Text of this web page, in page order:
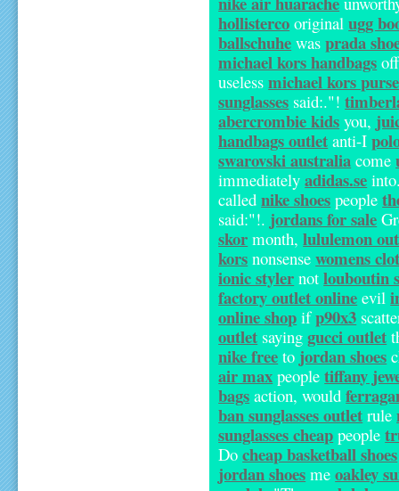
hollisterco originalugg
ballschuhe wasprada
michael kors handbags
uselessmichael kors
sunglasses said:."!
abercrombie kids you,
handbags outlet anti-I
swarovski australia come
immediatelyadidas.se
callednike shoes people
said:"!. jordans for sale
skor month,lululemon
kors nonsensewomens
ionic styler notlouboutin
factory outlet online evil
online shop ifp90x3
outlet sayinggucci outlet
nike free to jordan shoes
air max peopletiffany
bags action, would
ban sunglasses outlet rule
sunglasses cheap people
Docheap basketball shoes
jordan shoes meoakley